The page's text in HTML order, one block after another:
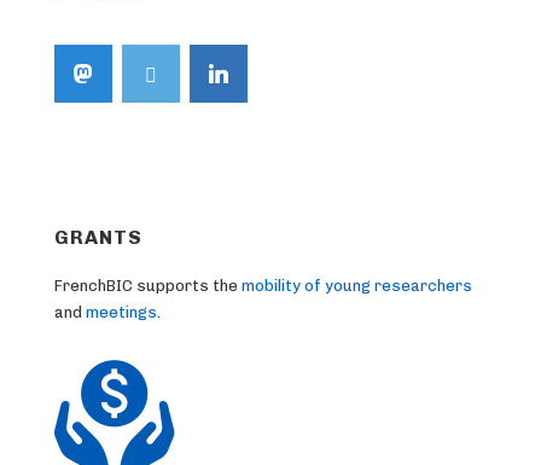
GRANTS
FrenchBIC supports the mobility of young researchers
and meetings